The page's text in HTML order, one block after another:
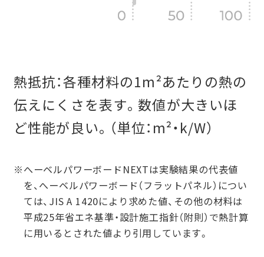
熱抵抗：各種材料の1m²あたりの熱の
伝えにくさを表す。数値が大きいほ
ど性能が良い。（単位：m²・k/W）
※へーベルパワーボードNEXTは実験結果の代表値
を、へーベルパワーボード（フラットパネル）につい
ては、JIS A 1420により求めた値、その他の材料は
平成25年省エネ基準・設計施工指針（附則）で熱計算
に用いるとされた値より引用しています。